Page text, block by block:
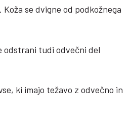
se dvigne od podkožnega
odstrani tudi odvečni del
ki imajo težavo z odvečno in